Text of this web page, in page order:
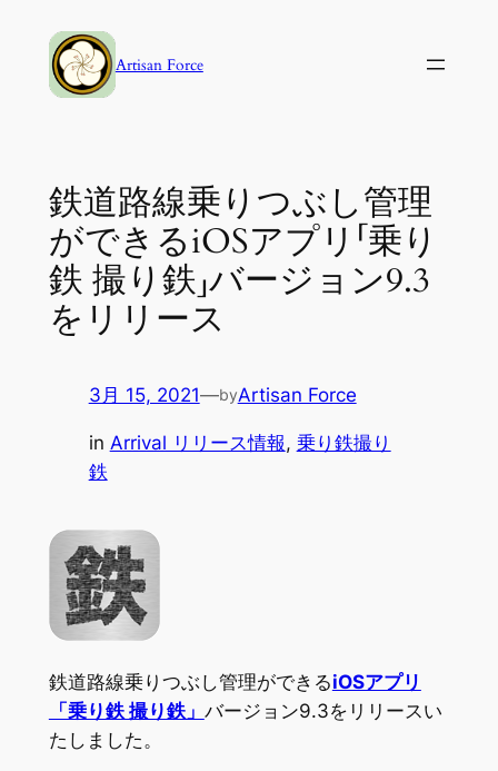
Artisan Force
鉄道路線乗りつぶし管理
ができるiOSアプリ「乗り
鉄 撮り鉄」バージョン9.3
をリリース
3月 15, 2021—byArtisan Force
in Arrival リリース情報, 乗り鉄撮り
鉄
鉄道路線乗りつぶし管理ができるiOSアプリ
「乗り鉄 撮り鉄」 バージョン9.3をリリースい
たしました。